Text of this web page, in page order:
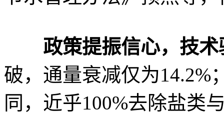
政策提振信心，技
破，通量衰减仅为14.2%
同，近乎100%去除盐类